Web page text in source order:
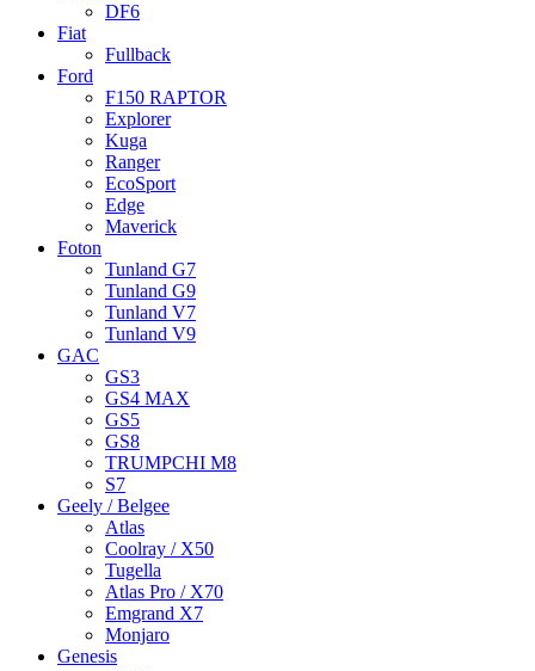
DF6
Fiat
Fullback
Ford
F150 RAPTOR
Explorer
Kuga
Ranger
EcoSport
Edge
Maverick
Foton
Tunland G7
Tunland G9
Tunland V7
Tunland V9
GAC
GS3
GS4 MAX
GS5
GS8
TRUMPCHI M8
S7
Geely / Belgee
Atlas
Coolray / X50
Tugella
Atlas Pro / X70
Emgrand X7
Monjaro
Genesis